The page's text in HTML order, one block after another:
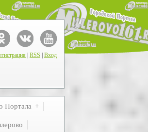
RSS Вход
Портала